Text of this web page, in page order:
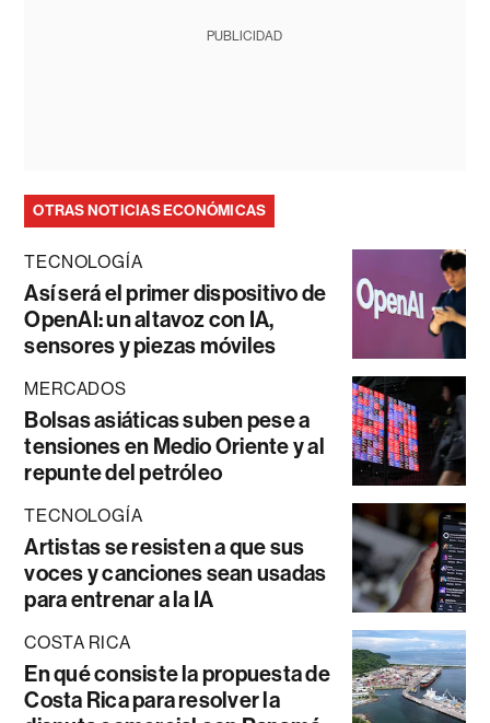
PUBLICIDAD
OTRAS NOTICIAS ECONÓMICAS
TECNOLOGÍA
Así será el primer dispositivo de
OpenAI: un altavoz con IA,
sensores y piezas móviles
MERCADOS
Bolsas asiáticas suben pese a
tensiones en Medio Oriente y al
repunte del petróleo
TECNOLOGÍA
Artistas se resisten a que sus
voces y canciones sean usadas
para entrenar a la IA
COSTA RICA
En qué consiste la propuesta de
Costa Rica para resolver la